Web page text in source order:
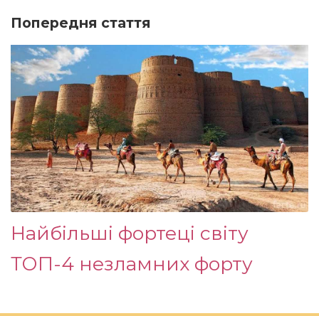
Попередня стаття
Найбільші фортеці світу
ТОП-4 незламних форту